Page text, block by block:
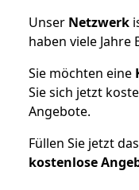
Unser Netzwerk
haben viele
Sie möchten eine
Sie sich jetzt
Angebote.
Füllen Sie jetzt
kostenlose